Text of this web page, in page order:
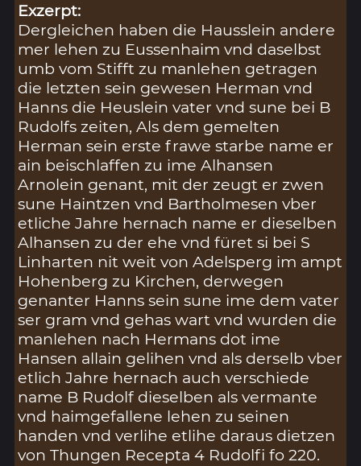
Exzerpt:
Dergleichen haben die Hausslein andere
mer lehen zu Eussenhaim vnd daselbst
umb vom Stifft zu manlehen getragen
die letzten sein gewesen Herman vnd
Hanns die Heuslein vater vnd sune bei B
Rudolfs zeiten, Als dem gemelten
Herman sein erste frawe starbe name er
ain beischlaffen zu ime Alhansen
Arnolein genant, mit der zeugt er zwen
sune Haintzen vnd Bartholmesen vber
etliche Jahre hernach name er dieselben
Alhansen zu der ehe vnd füret si bei S
Linharten nit weit von Adelsperg im ampt
Hohenberg zu Kirchen, derwegen
genanter Hanns sein sune ime dem vater
ser gram vnd gehas wart vnd wurden die
manlehen nach Hermans dot ime
Hansen allain gelihen vnd als derselb vber
etlich Jahre hernach auch verschiede
name B Rudolf dieselben als vermante
vnd haimgefallene lehen zu seinen
handen vnd verlihe etlihe daraus dietzen
von Thungen Recepta 4 Rudolfi fo 220.